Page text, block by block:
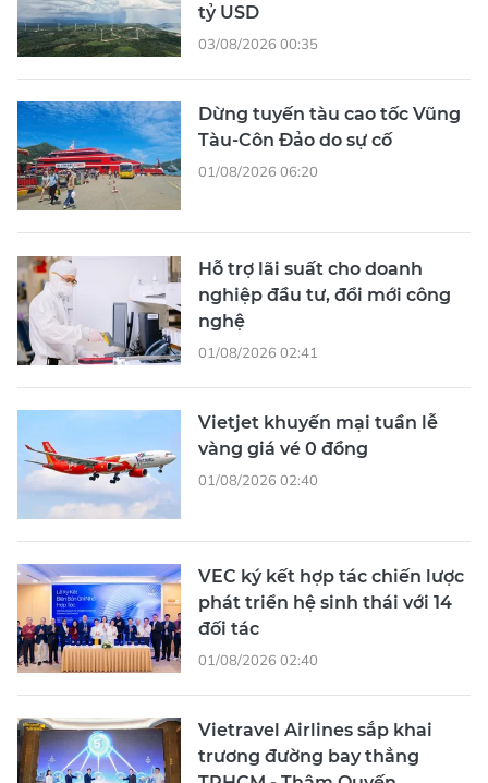
tỷ USD
03/08/2026 00:35
Dừng tuyến tàu cao tốc Vũng
Tàu-Côn Đảo do sự cố
01/08/2026 06:20
Hỗ trợ lãi suất cho doanh
nghiệp đầu tư, đổi mới công
nghệ
01/08/2026 02:41
Vietjet khuyến mại tuần lễ
vàng giá vé 0 đồng
01/08/2026 02:40
VEC ký kết hợp tác chiến lược
phát triển hệ sinh thái với 14
đối tác
01/08/2026 02:40
Vietravel Airlines sắp khai
trương đường bay thẳng